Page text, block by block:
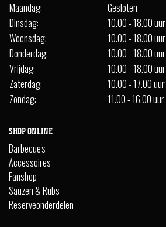
Maandag:
Gesloten
Dinsdag:
10.00 - 18.00 uur
Woensdag:
10.00 - 18.00 uur
Donderdag:
10.00 - 18.00 uur
Vrijdag:
10.00 - 18.00 uur
Zaterdag:
10.00 - 17.00 uur
Zondag:
11.00 - 16.00 uur
SHOP ONLINE
Barbecue's
Accessoires
Fanshop
Sauzen & Rubs
Reserveonderdelen